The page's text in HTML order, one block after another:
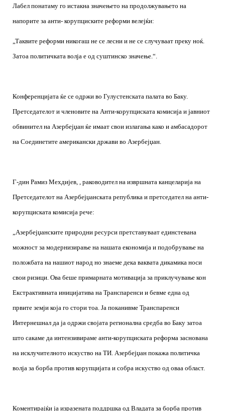
Лабел понатаму го истакна значењето на продолжувањето на
напорите за анти- корупциските реформи велејќи:
„Таквите реформи никогаш не се лесни и не се случуваат преку ноќ.
Затоа политичката волја е од суштинско значење.“.
Конференцијата ќе се одржи во Гулустенската палата во Баку.
Претседателот и членовите на Анти-корупциската комисија и јавниот
обвинител на Азербејџан ќе имаат свои излагања како и амбасадорот
на Соединетите американски држави во Азербејџан.
Г-дин Рамиз Мехдијев, , раководител на извршната канцеларија на
Претседателот на Азербејџанската република и претседател на анти-
корупциската комисија рече:
„Азербејџанските природни ресурси претставуваат единстевана
можност за модернизирање на нашата економија и подобрување на
положбата на нашиот народ но знаеме дека ваквата дикамика носи
свои ризици. Ова беше примарната мотивација за приклучување кон
Екстрактивната иницијатива на Транспаренси и бевме една од
првите земји која го стори тоа. Ја поканивме Транспаренси
Интернешнал да ја одржи својата регионална средба во Баку затоа
што сакаме да интензивираме анти-корупциската реформа заснована
на исклучителното искуство на ТИ. Азербејџан покажа политичка
волја за борба против корупцијата и собра искуство од оваа област.
Коментирајќи ја изразената поддршка од Владата за борба против